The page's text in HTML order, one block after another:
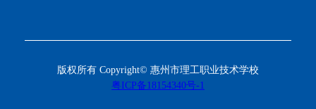
版权所有 Copyright© 惠州市理工职业技术学校
粤ICP备18154340号-1